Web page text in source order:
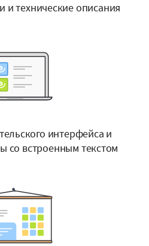
и технические описания
интерфейса и
со встроенным текстом